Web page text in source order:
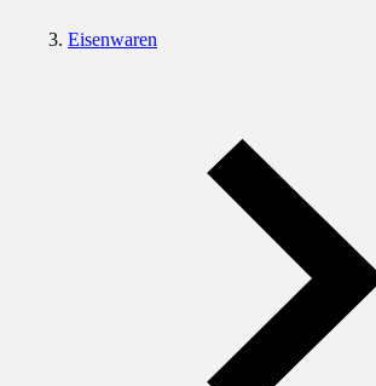
Eisenwaren